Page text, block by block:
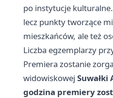
po instytucje
lecz punkty tworzące
mieszkańców, ale też
Liczba egzemplarzy
Premiera zostanie
widowiskowej Suwałki
godzina premiery